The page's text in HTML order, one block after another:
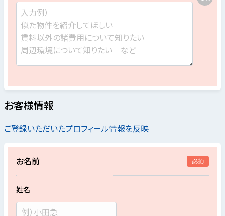
お客様情報
ご登録いただいたプロフィール情報を反映
お名前 必須
姓名